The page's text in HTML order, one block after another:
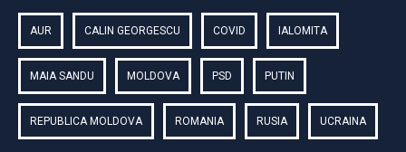
AUR CALIN GEORGESCU COVID IALOMITA
MAIA SANDU MOLDOVA PSD PUTIN
REPUBLICA MOLDOVA ROMANIA RUSIA UCRAINA